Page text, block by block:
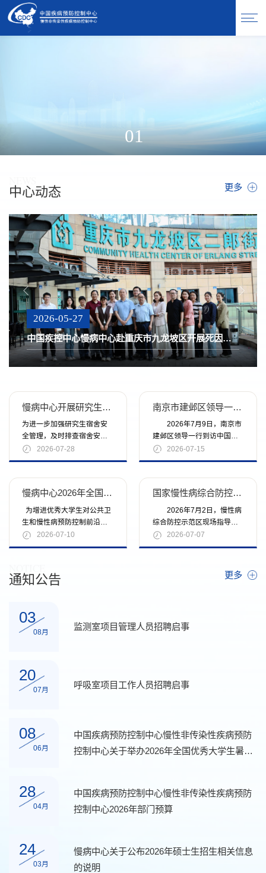
01
中心动态 更多
2026-05-27
中国疾控中心慢病中心赴重庆市九龙坡区开展死因监测工作技术指导和现场调研
慢病中心开展研究生入科前宿舍安全检查
为进一步加强研究生宿舍安
全管理，及时排查宿舍安全
隐患，引导同学们养成良好
的生活习惯，共同营造安
2026-07-28
南京市建邺区领导一行来访与中国疾控中心慢病中心深度交流合作
2026年7月9日，南京市
建邺区领导一行到访中国疾
控中心慢病中心，双方深度
交流慢性病防控相关合作。
2026-07-15
慢病中心2026年全国优秀大学生暑期夏令营活动成功举办
为增进优秀大学生对公共卫
生和慢性病预防控制前沿知
识的认识，给全国重点院校
优秀应届毕业生提供了解中
2026-07-10
国家慢性病综合防控示范区现场指导在哈密市伊州区顺利实施
2026年7月2日，慢性病
综合防控示范区现场指导在
哈密市伊州区顺利实施，会
议由哈密市卫生健康委工作
2026-07-07
通知公告 更多
03
08月
监测室项目管理人员招聘启事
20
07月
呼吸室项目工作人员招聘启事
08
06月
中国疾病预防控制中心慢性非传染性疾病预防
控制中心关于举办2026年全国优秀大学生暑期
28
04月
中国疾病预防控制中心慢性非传染性疾病预防
控制中心2026年部门预算
24
03月
慢病中心关于公布2026年硕士生招生相关信息
的说明